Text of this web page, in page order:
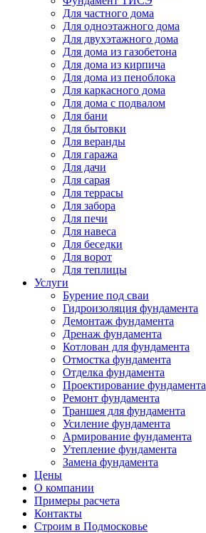
Для частного дома
Для одноэтажного дома
Для двухэтажного дома
Для дома из газобетона
Для дома из кирпича
Для дома из пеноблока
Для каркасного дома
Для дома с подвалом
Для бани
Для бытовки
Для веранды
Для гаража
Для дачи
Для сарая
Для террасы
Для забора
Для печи
Для навеса
Для беседки
Для ворот
Для теплицы
Услуги
Бурение под сваи
Гидроизоляция фундамента
Демонтаж фундамента
Дренаж фундамента
Котлован для фундамента
Отмостка фундамента
Отделка фундамента
Проектирование фундамента
Ремонт фундамента
Траншея для фундамента
Усиление фундамента
Армирование фундамента
Утепление фундамента
Замена фундамента
Цены
О компании
Примеры расчета
Контакты
Строим в Подмосковье